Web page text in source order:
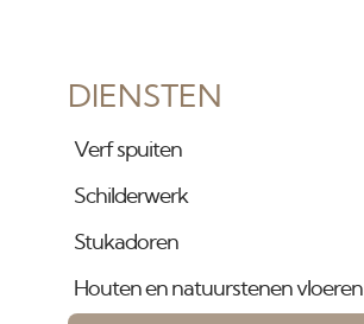
DIENSTEN
Verf spuiten
Schilderwerk
Stukadoren
Houten en natuurstenen vloeren